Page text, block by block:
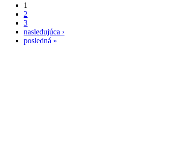
1
2
3
nasledujúca ›
posledná »